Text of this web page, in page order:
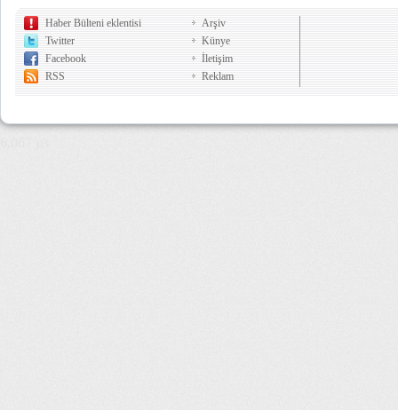
Haber Bülteni eklentisi
Twitter
Facebook
RSS
Arşiv
Künye
İletişim
Reklam